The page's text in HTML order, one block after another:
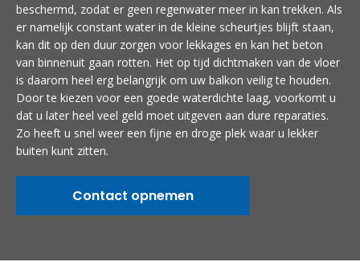
beschermd, zodat er geen regenwater meer in kan trekken. Als
er namelijk constant water in de kleine scheurtjes blijft staan,
kan dit op den duur zorgen voor lekkages en kan het beton
van binnenuit gaan rotten. Het op tijd dichtmaken van de vloer
is daarom heel erg belangrijk om uw balkon veilig te houden.
Door te kiezen voor een goede waterdichte laag, voorkomt u
dat u later heel veel geld moet uitgeven aan dure reparaties.
Zo heeft u snel weer een fijne en droge plek waar u lekker
buiten kunt zitten.
Contact opnemen